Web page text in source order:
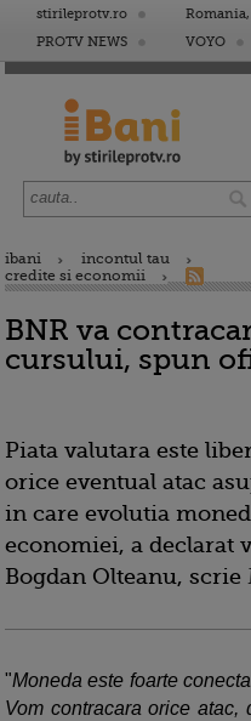
stirileprotv.ro
PROTV NEWS
VOYO
ibani
incontul tau
credite si economii
BNR va
cursului, spun
Piata valutara este
orice eventual atac
in care evolutia
economiei, a declarat
Bogdan Olteanu, scrie
"Moneda este foarte
Vom contracara orice